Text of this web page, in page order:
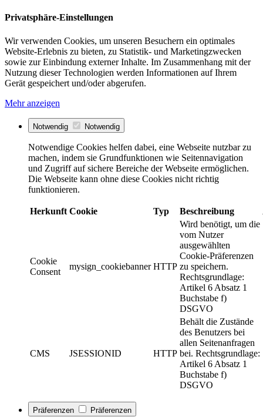
Privatsphäre-Einstellungen
Wir verwenden Cookies, um unseren Besuchern ein optimales
Website-Erlebnis zu bieten, zu Statistik- und Marketingzwecken
sowie zur Einbindung externer Inhalte. Im Zusammenhang mit der
Nutzung dieser Technologien werden Informationen auf Ihrem
Gerät gespeichert und/oder abgerufen.
Mehr anzeigen
Notwendig Notwendig
Notwendige Cookies helfen dabei, eine Webseite nutzbar zu
machen, indem sie Grundfunktionen wie Seitennavigation
und Zugriff auf sichere Bereiche der Webseite ermöglichen.
Die Webseite kann ohne diese Cookies nicht richtig
funktionieren.
Herkunft Cookie Typ Beschreibung
Cookie
Consent
mysign_cookiebanner HTTP
Wird benötigt, um die
vom Nutzer
ausgewählten
Cookie-Präferenzen
zu speichern.
Rechtsgrundlage:
Artikel 6 Absatz 1
Buchstabe f)
DSGVO
CMS JSESSIONID HTTP
Behält die Zustände
des Benutzers bei
allen Seitenanfragen
bei. Rechtsgrundlage:
Artikel 6 Absatz 1
Buchstabe f)
DSGVO
Präferenzen Präferenzen